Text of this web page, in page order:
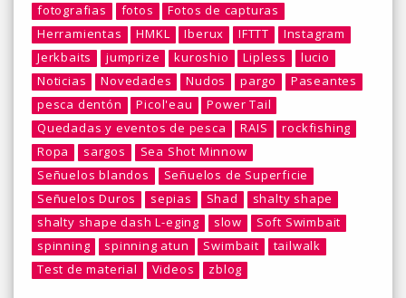
fotografias
fotos
Fotos de capturas
Herramientas
HMKL Iberux IFTTT
Instagram
Jerkbaits
jumprize kuroshio Lipless
lucio
Noticias
Novedades Nudos pargo
Paseantes
pesca dentón
Picol'eau
Power Tail
Quedadas y eventos de pesca
RAIS
rockfishing
Ropa
sargos
Sea Shot Minnow
Señuelos blandos
Señuelos de Superficie
Señuelos Duros
sepias Shad
shalty shape
shalty shape dash L-eging
slow
Soft Swimbait
spinning
spinning atun Swimbait
tailwalk
Test de material
Videos zblog